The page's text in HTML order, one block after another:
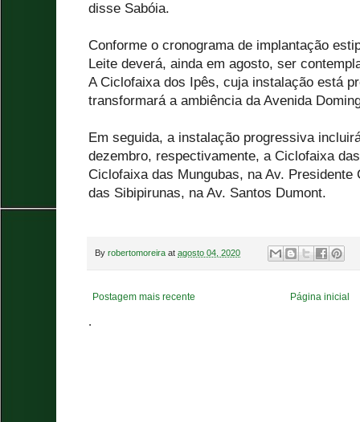
disse Sabóia.
Conforme o cronograma de implantação
Leite deverá, ainda em agosto, ser
A Ciclofaixa dos Ipês, cuja instalação está
transformará a ambiência da Avenida
Em seguida, a instalação progressiva
dezembro, respectivamente, a Ciclofaixa
Ciclofaixa das Mungubas, na Av.
das Sibipirunas, na Av. Santos Dumont.
By robertomoreira at agosto 04, 2020
Postagem mais recente Página inicial
.